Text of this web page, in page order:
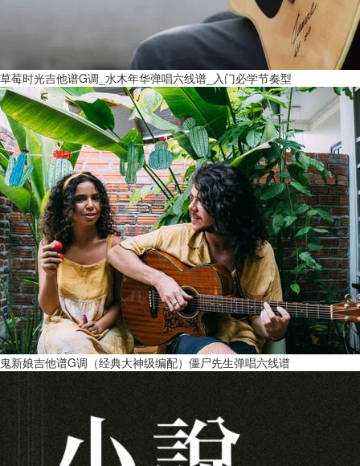
草莓时光吉他谱G调_水木年华弹唱六线谱_入门必学节奏型
鬼新娘吉他谱G调（经典大神级编配）僵尸先生弹唱六线谱